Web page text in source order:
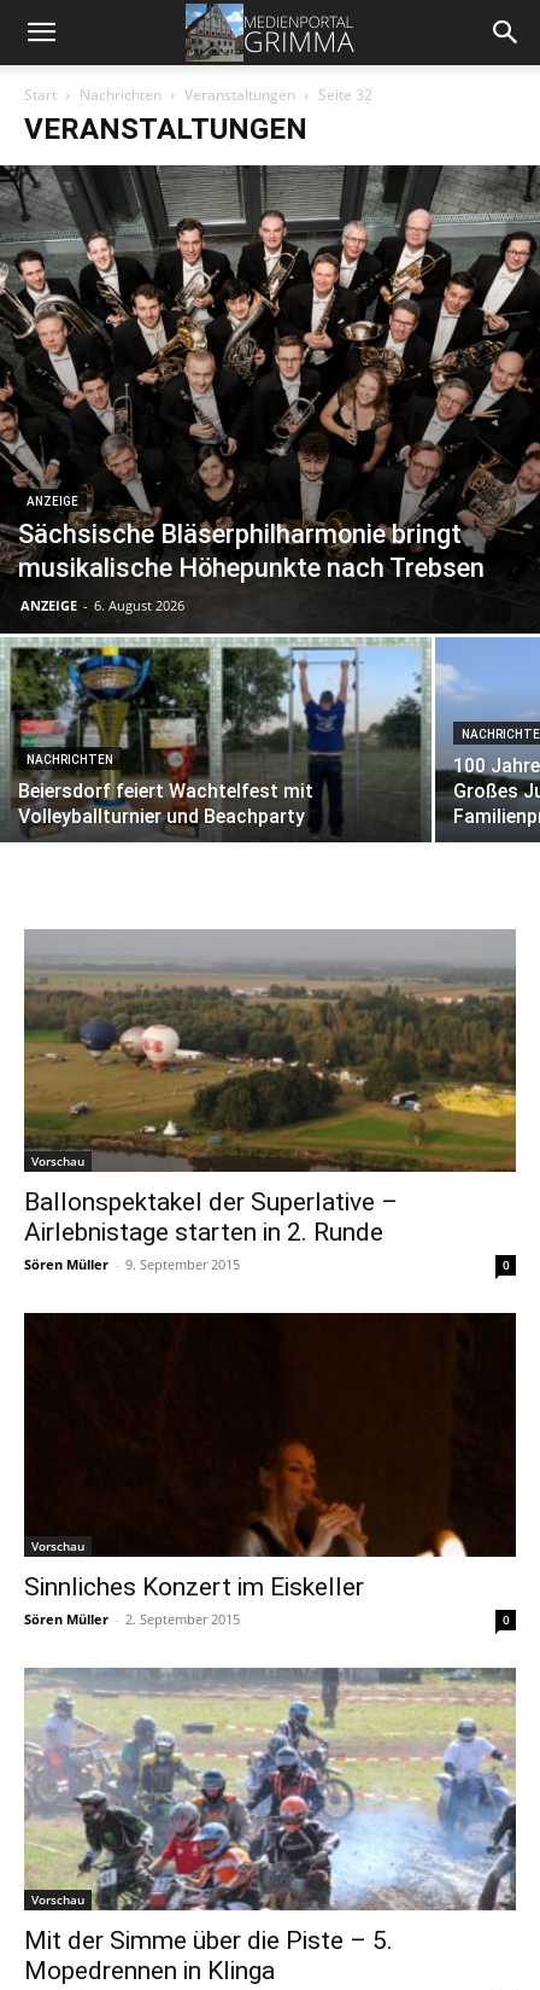
Start Nachrichten Veranstaltungen Seite 32
VERANSTALTUNGEN
ANZEIGE
Sächsische Bläserphilharmonie bringt
musikalische Höhepunkte nach Trebsen
ANZEIGE - 6. August 2026
NACHRICHTEN
Beiersdorf feiert Wachtelfest mit
Volleyballturnier und Beachparty
100
Großes
Vorschau
Ballonspektakel der Superlative –
Airlebnistage starten in 2. Runde
Sören Müller - 9. September 2015 0
Vorschau
Sinnliches Konzert im Eiskeller
Sören Müller - 2. September 2015 0
Vorschau
Mit der Simme über die Piste – 5.
Mopedrennen in Klinga